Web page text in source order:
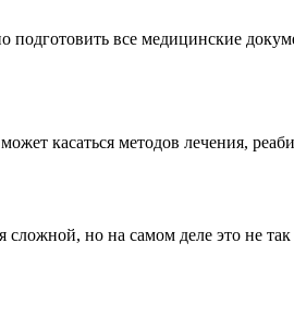
подготовить все медицинские
касаться методов лечения,
но на самом деле это не